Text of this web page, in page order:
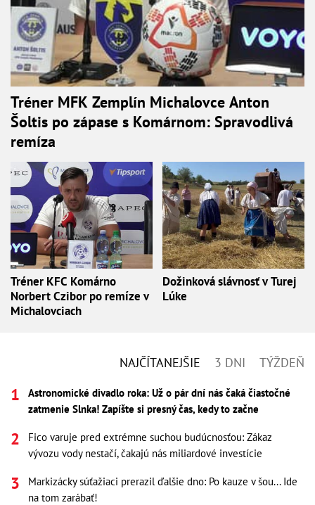
Tréner MFK Zemplín Michalovce Anton
Šoltis po zápase s Komárnom: Spravodlivá
remíza
Tréner KFC Komárno
Norbert Czibor po remíze v
Michalovciach
Dožinková slávnosť v Turej
Lúke
NAJČÍTANEJŠIE 3 DNI TÝŽDEŇ
Astronomické divadlo roka: Už o pár dní nás čaká čiastočné
zatmenie Slnka! Zapíšte si presný čas, kedy to začne
Fico varuje pred extrémne suchou budúcnosťou: Zákaz
vývozu vody nestačí, čakajú nás miliardové investície
Markizácky súťažiaci prerazil ďalšie dno: Po kauze v šou... Ide
na tom zarábať!